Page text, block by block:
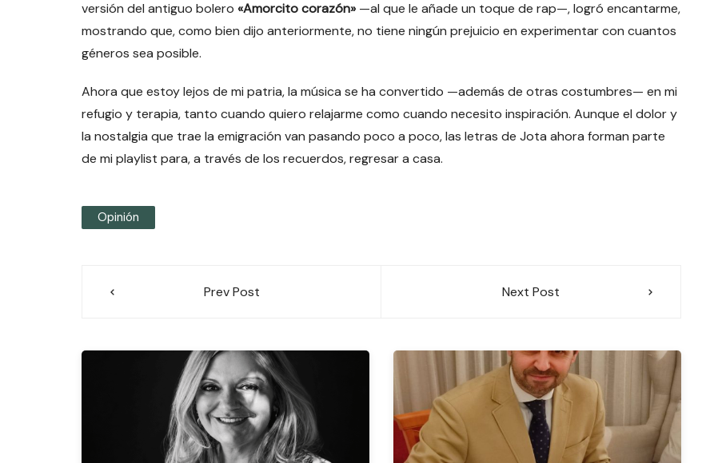
versión del antiguo bolero «Amorcito corazón» —al que le añade un toque de rap—, logró encantarme,
mostrando que, como bien dijo anteriormente, no tiene ningún prejuicio en experimentar con cuantos
géneros sea posible.
Ahora que estoy lejos de mi patria, la música se ha convertido —además de otras costumbres— en mi
refugio y terapia, tanto cuando quiero relajarme como cuando necesito inspiración. Aunque el dolor y
la nostalgia que trae la emigración van pasando poco a poco, las letras de Jota ahora forman parte
de mi playlist para, a través de los recuerdos, regresar a casa.
Opinión
NavegaciónPrev Post Next Post